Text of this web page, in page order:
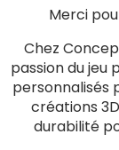
Merci
Chez
passion du jeu
personnalisés
créations
durabilité